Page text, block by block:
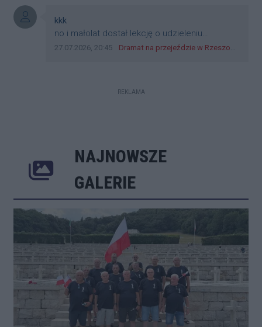
Autor komentarza:
kkk
Treść komentarza:
no i małolat dostał lekcję o udzieleniu
pierwszeństwa
Data dodania komentarza:
27.07.2026, 20:45 Źródło komentarza:
Dramat na przejeździe w Rzeszowie. 16-latek na hulajnodze wjechał wprost pod szynobus
REKLAMA
NAJNOWSZE
GALERIE